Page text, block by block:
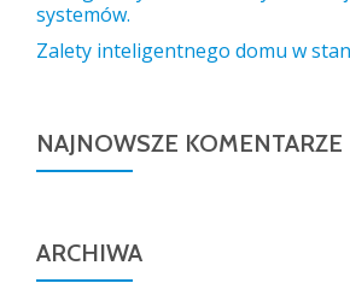
systemów.
Zalety inteligentnego domu w
NAJNOWSZE KOMENTARZE
ARCHIWA